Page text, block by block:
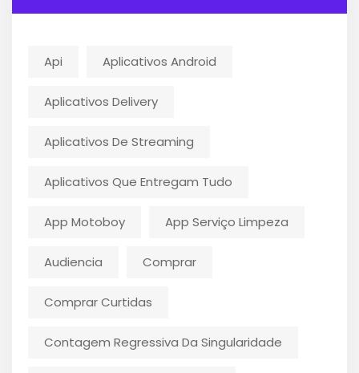
Api Aplicativos Android
Aplicativos Delivery
Aplicativos De Streaming
Aplicativos Que Entregam Tudo
App Motoboy App Serviço Limpeza
Audiencia Comprar
Comprar Curtidas
Contagem Regressiva Da Singularidade